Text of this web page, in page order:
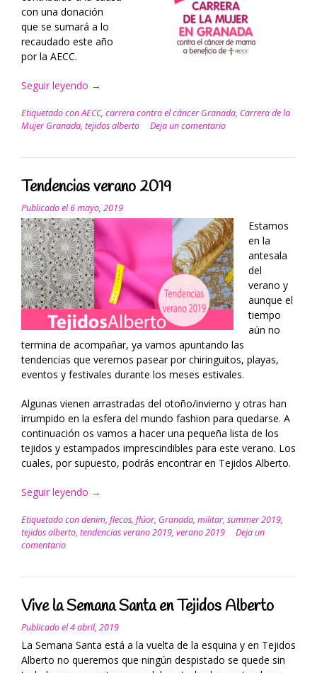
con una donación
que se sumará a lo
recaudado este año
por la AECC.
Seguir leyendo “TEJIDOS
CON
LA
DE
MUJER
EN
GRANADA”
→
Etiquetado conAECC, carrera contra el cáncer Granada, Carrera de la
Mujer Granada, tejidos alberto Deja un comentario
Tendencias verano 2019
Publicado el6 mayo, 2019
Estamos
en la
antesala
del
verano y
aunque el
tiempo
aún no
termina de acompañar, ya vamos apuntando las
tendencias que veremos pasear por chiringuitos, playas,
eventos y festivales durante los meses estivales.
Algunas vienen arrastradas del otoño/invierno y otras han
irrumpido en la esfera del mundo fashion para quedarse. A
continuación os vamos a hacer una pequeña lista de los
tejidos y estampados imprescindibles para este verano. Los
cuales, por supuesto, podrás encontrar en Tejidos Alberto.
Seguir leyendo “Tendencias
2019”
→
Etiquetado condenim, flecos, flúor, Granada, militar, summer 2019,
tejidos alberto, tendencias verano 2019, verano 2019
Deja un
comentario
Vive la Semana Santa en Tejidos Alberto
Publicado el4 abril, 2019
La Semana Santa está a la vuelta de la esquina y en Tejidos
Alberto no queremos que ningún despistado se quede sin